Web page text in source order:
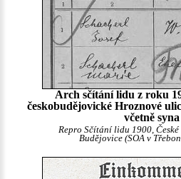
Arch sčítání lidu z roku
českobudějovické Hroznové
včetně
Repro Sčítání lidu 1900, České
Budějovice (SOA v